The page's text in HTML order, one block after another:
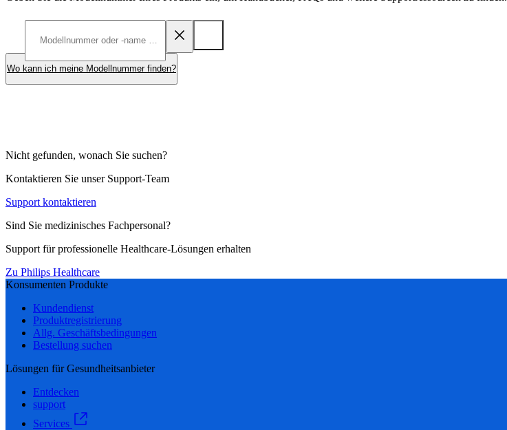
Wo kann ich meine Modellnummer finden?
Nicht gefunden, wonach Sie suchen?
Kontaktieren Sie unser Support-Team
Support kontaktieren
Sind Sie medizinisches Fachpersonal?
Support für professionelle Healthcare-Lösungen erhalten
Zu Philips Healthcare
Konsumenten Produkte
Kundendienst
Produktregistrierung
Allg. Geschäftsbedingungen
Bestellung suchen
Lösungen für Gesundheitsanbieter
Entdecken
support
Services